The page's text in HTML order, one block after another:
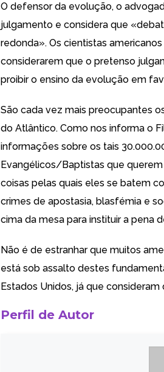
O defensor da evolução, o
julgamento e considera que
redonda». Os cientistas
considerarem que o pretenso
proibir o ensino da evolução em
São cada vez mais preocupantes
do Atlântico. Como nos informa o
informações sobre os tais
Evangélicos/Baptistas que
coisas pelas quais eles se batem
crimes de apostasia, blasfémia e
cima da mesa para instituir a pena
Não é de estranhar que muitos
está sob assalto destes
Estados Unidos, já que
Perfil de Autor